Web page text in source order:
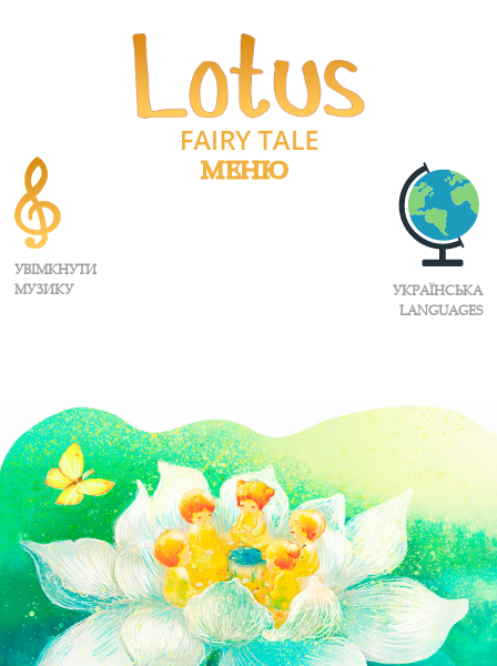
УВІМКНУТИ
МУЗИКУ
МЕНЮ
УКРАЇНСЬКА
LANGUAGES